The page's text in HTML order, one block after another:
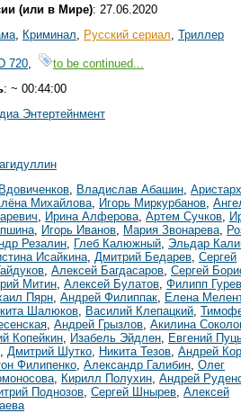
(или в Мире): 27.06.2020
Криминал Русский сериал Триллер
720
to be continued...
: ~ 00:44:00
Энтертейнмент
Владислав Абашин
Михайлова Игорь Миркурбанов
Ирина Алферова Артем Сучков
Игорь Иванов Мария Звонарева
Резалин Глеб Калюжный Эльдар
Исайкина Дмитрий Бедарев Сергей
Алексей Багдасаров Сергей
Митин Алексей Булатов Филипп
Пярн Андрей Филиппак Елена
Шалюков Василий Клепацкий
Андрей Грызлов Акилина
Копейкин Изабель Эйдлен Евгений
Дмитрий Шутко Никита Тезов Андрей
Филипенко Александр Галибин Олег
Кирилл Полухин Андрей
Поднозов Сергей Шнырев Алексей